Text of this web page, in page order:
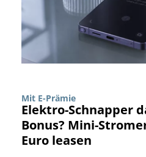
Mit E-Prämie
Elektro-Schnapper
Bonus? Mini-
Euro leasen